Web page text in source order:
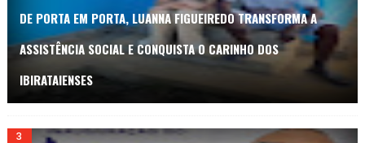
DE PORTA EM PORTA, LUANNA FIGUEIREDO TRANSFORMA A
ASSISTÊNCIA SOCIAL E CONQUISTA O CARINHO DOS
IBIRATAIENSES